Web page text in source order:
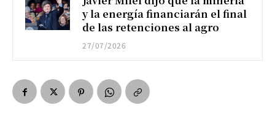
y la energía financiarán el final
de las retenciones al agro
27/07/2026